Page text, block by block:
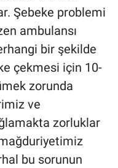
Şebeke problemi
ambulansı
bir şekilde
çekmesi için 10-
zorunda
ve
zorluklar
bu sorunun